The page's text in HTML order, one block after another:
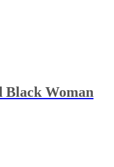
Woman